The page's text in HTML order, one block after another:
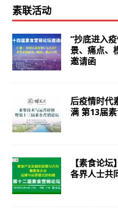
素联活动
“抄底进入
景、痛点、
邀请函
后疫情时代
满 第13届
【素食论
各界人士共